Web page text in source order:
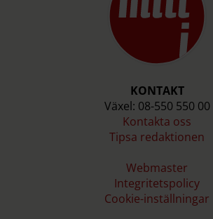
KONTAKT
Växel: 08-550 550 00
Kontakta oss
Tipsa redaktionen
Webmaster
Integritetspolicy
Cookie-inställningar